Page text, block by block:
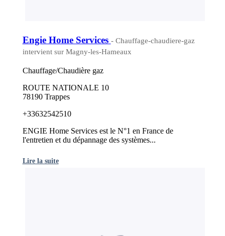
Engie Home Services - Chauffage-chaudiere-gaz
intervient sur Magny-les-Hameaux
Chauffage/Chaudière gaz
ROUTE NATIONALE 10
78190 Trappes
+33632542510
ENGIE Home Services est le N°1 en France de
l'entretien et du dépannage des systèmes...
Lire la suite